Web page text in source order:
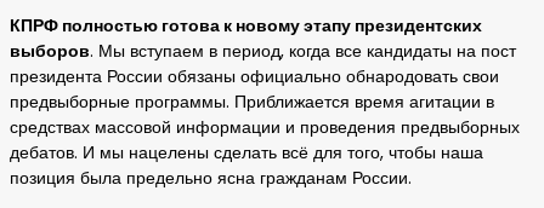
КПРФ полностью готова к новому этапу президентских
выборов. Мы вступаем в период, когда все кандидаты на пост
президента России обязаны официально обнародовать свои
предвыборные программы. Приближается время агитации в
средствах массовой информации и проведения предвыборных
дебатов. И мы нацелены сделать всё для того, чтобы наша
позиция была предельно ясна гражданам России.